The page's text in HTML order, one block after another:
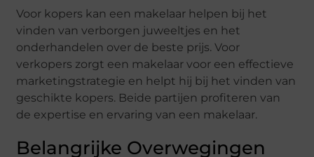
Voor kopers kan een makelaar helpen bij het
vinden van verborgen juweeltjes en het
onderhandelen over de beste prijs. Voor
verkopers zorgt een makelaar voor een effectieve
marketingstrategie en helpt hij bij het vinden van
geschikte kopers. Beide partijen profiteren van
de expertise en ervaring van een makelaar.
Belangrijke Overwegingen